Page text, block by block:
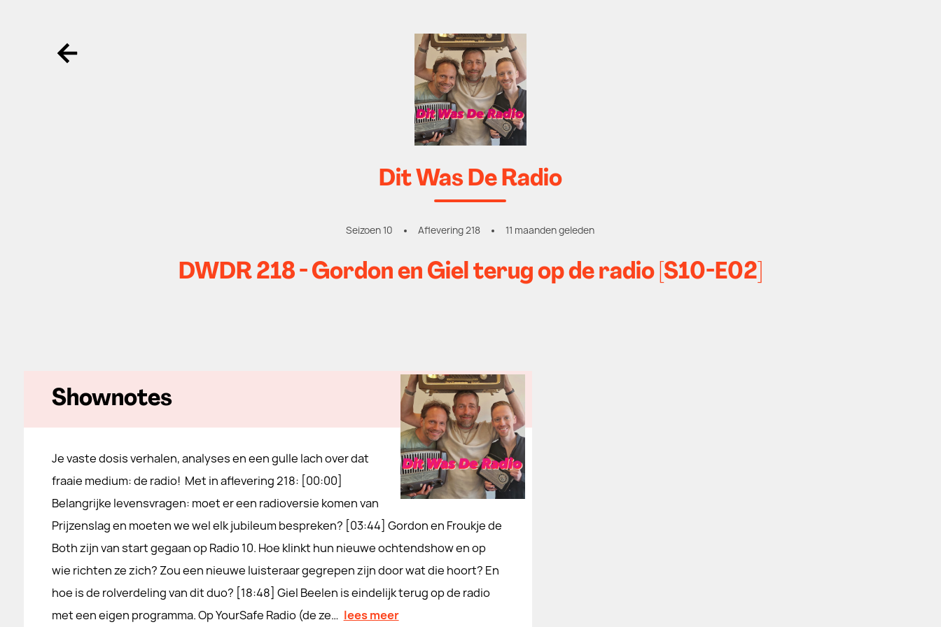
Ga terug
Dit Was De Radio
Seizoen 10 Aflevering 218 11 maanden geleden
DWDR 218 - Gordon en Giel terug op de radio [S10-E02]
Shownotes
Je vaste dosis verhalen, analyses en een gulle lach over dat
fraaie medium: de radio! Met in aflevering 218: [00:00]
Belangrijke levensvragen: moet er een radioversie komen van
Prijzenslag en moeten we wel elk jubileum bespreken? [03:44] Gordon en Froukje de
Both zijn van start gegaan op Radio 10. Hoe klinkt hun nieuwe ochtendshow en op
wie richten ze zich? Zou een nieuwe luisteraar gegrepen zijn door wat die hoort? En
hoe is de rolverdeling van dit duo? [18:48] Giel Beelen is eindelijk terug op de radio
met een eigen programma. Op YourSafe Radio (de ze… lees meer